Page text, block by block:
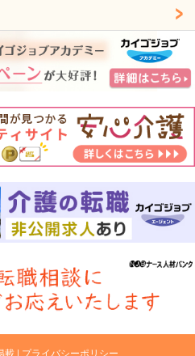
載 プライバシーポリシー